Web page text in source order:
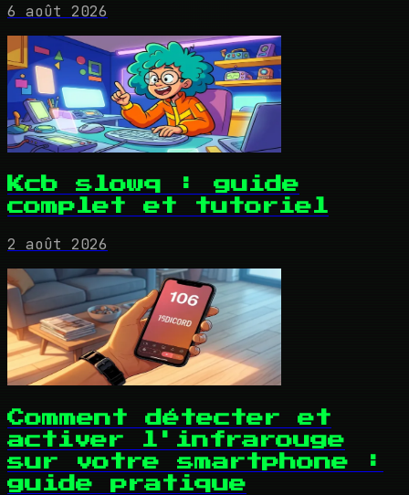
6 août 2026
Kcb slowq : guide
complet et tutoriel
2 août 2026
Comment détecter et
activer l'infrarouge
sur votre smartphone :
guide pratique